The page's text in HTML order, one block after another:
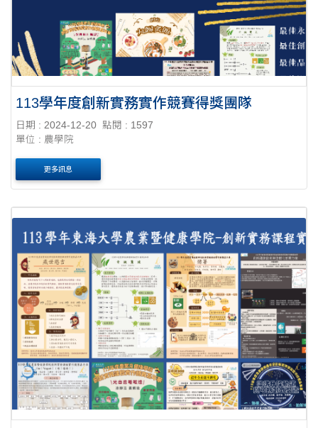
113學年度創新實務實作競賽得獎團隊
日期 : 2024-12-20 點閱 : 1597
單位 : 農學院
更多訊息